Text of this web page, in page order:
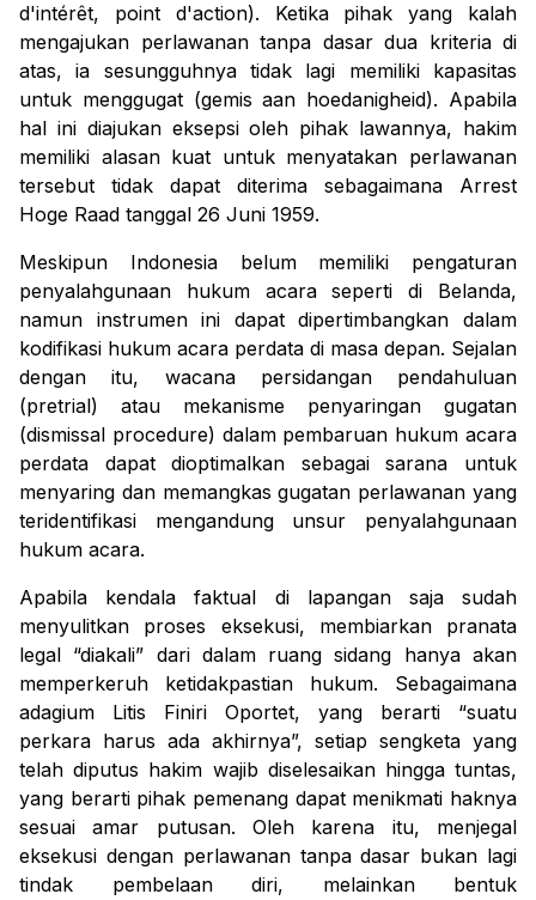
d'intérêt, point d'action). Ketika pihak yang kalah
mengajukan perlawanan tanpa dasar dua kriteria di
atas, ia sesungguhnya tidak lagi memiliki kapasitas
untuk menggugat (gemis aan hoedanigheid). Apabila
hal ini diajukan eksepsi oleh pihak lawannya, hakim
memiliki alasan kuat untuk menyatakan perlawanan
tersebut tidak dapat diterima sebagaimana Arrest
Hoge Raad tanggal 26 Juni 1959.
Meskipun Indonesia belum memiliki pengaturan
penyalahgunaan hukum acara seperti di Belanda,
namun instrumen ini dapat dipertimbangkan dalam
kodifikasi hukum acara perdata di masa depan. Sejalan
dengan itu, wacana persidangan pendahuluan
(pretrial) atau mekanisme penyaringan gugatan
(dismissal procedure) dalam pembaruan hukum acara
perdata dapat dioptimalkan sebagai sarana untuk
menyaring dan memangkas gugatan perlawanan yang
teridentifikasi mengandung unsur penyalahgunaan
hukum acara.
Apabila kendala faktual di lapangan saja sudah
menyulitkan proses eksekusi, membiarkan pranata
legal “diakali” dari dalam ruang sidang hanya akan
memperkeruh ketidakpastian hukum. Sebagaimana
adagium Litis Finiri Oportet, yang berarti “suatu
perkara harus ada akhirnya”, setiap sengketa yang
telah diputus hakim wajib diselesaikan hingga tuntas,
yang berarti pihak pemenang dapat menikmati haknya
sesuai amar putusan. Oleh karena itu, menjegal
eksekusi dengan perlawanan tanpa dasar bukan lagi
tindak pembelaan diri, melainkan bentuk